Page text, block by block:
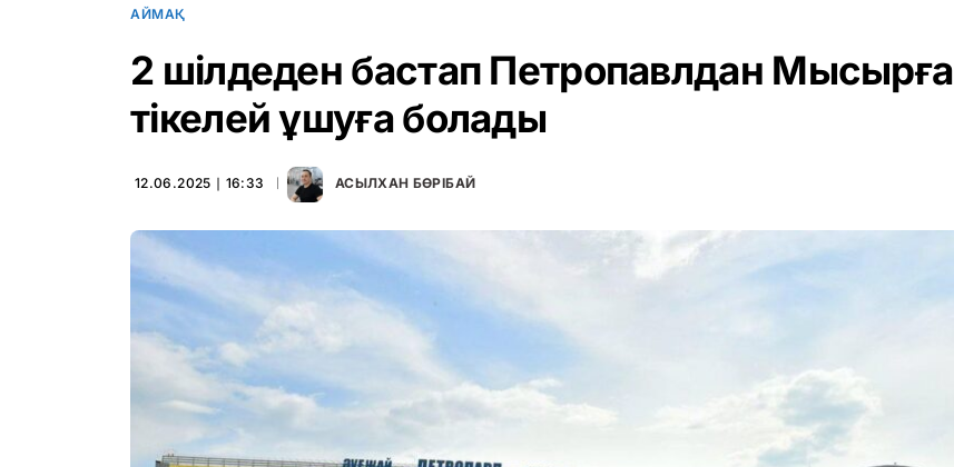
АЙМАҚ
2 шілдеден бастап Петропавлдан Мысырға
тікелей ұшуға болады
12.06.2025 ∣ 16:33 АСЫЛХАН БӨРІБАЙ